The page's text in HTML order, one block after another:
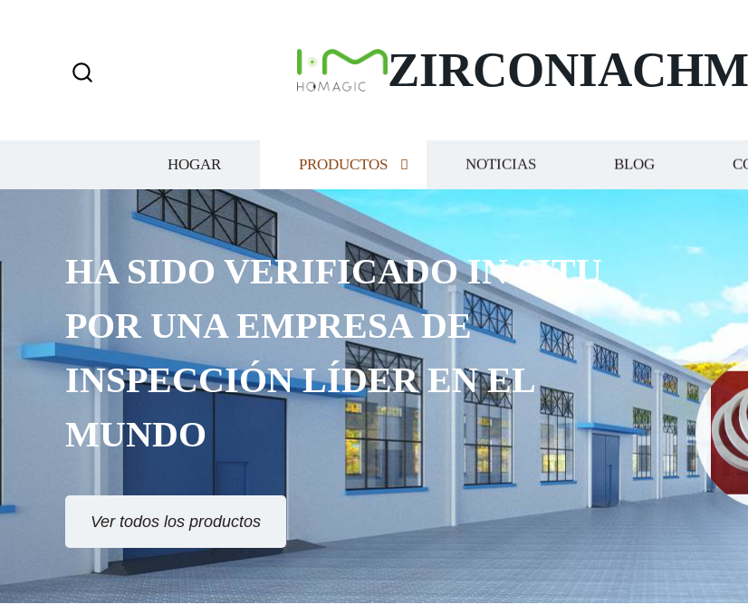
HOGAR PRODUCTOS NOTICIAS BLOG
HA SIDO VERIFICADO IN SITU
POR UNA EMPRESA DE
INSPECCIÓN LÍDER EN EL
MUNDO
Ver todos los productos